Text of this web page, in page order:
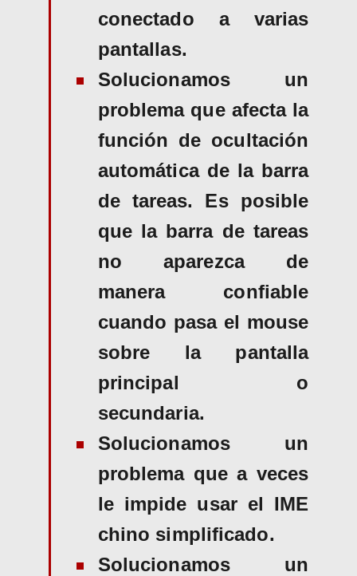
conectado a varias
pantallas.
Solucionamos un
problema que afecta la
función de ocultación
automática de la barra
de tareas. Es posible
que la barra de tareas
no aparezca de
manera confiable
cuando pasa el mouse
sobre la pantalla
principal o
secundaria.
Solucionamos un
problema que a veces
le impide usar el IME
chino simplificado.
Solucionamos un